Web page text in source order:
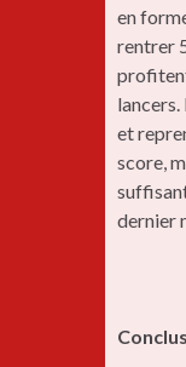
en
rentrer
lancers.
et
score,
dernier